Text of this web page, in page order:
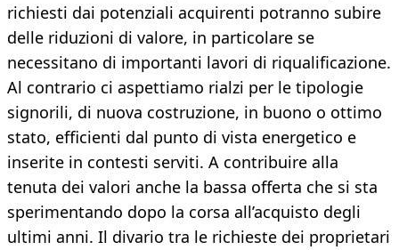
richiesti dai potenziali acquirenti potranno subire
delle riduzioni di valore, in particolare se
necessitano di importanti lavori di riqualificazione.
Al contrario ci aspettiamo rialzi per le tipologie
signorili, di nuova costruzione, in buono o ottimo
stato, efficienti dal punto di vista energetico e
inserite in contesti serviti. A contribuire alla
tenuta dei valori anche la bassa offerta che si sta
sperimentando dopo la corsa all’acquisto degli
ultimi anni. Il divario tra le richieste dei proprietari